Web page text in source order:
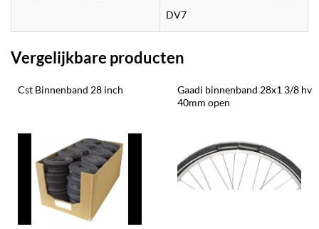
DV7
Vergelijkbare producten
Cst Binnenband 28 inch
Gaadi binnenband 28x1 3/8 hv
40mm open